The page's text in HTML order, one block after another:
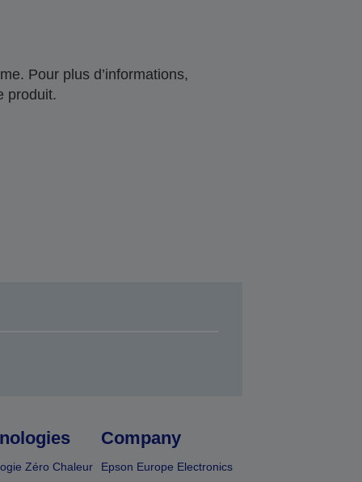
Pour plus d’informations,
produit.
Zéro Chaleur
Company
Epson Europe Electronics